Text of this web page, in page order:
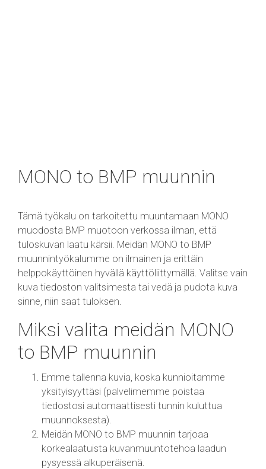
MONO to BMP muunnin
Tämä työkalu on tarkoitettu muuntamaan MONO
muodosta BMP muotoon verkossa ilman, että
tuloskuvan laatu kärsii. Meidän MONO to BMP
muunnintyökalumme on ilmainen ja erittäin
helppokäyttöinen hyvällä käyttöliittymällä. Valitse vain
kuva tiedoston valitsimesta tai vedä ja pudota kuva
sinne, niin saat tuloksen.
Miksi valita meidän MONO
to BMP muunnin
Emme tallenna kuvia, koska kunnioitamme
yksityisyyttäsi (palvelimemme poistaa
tiedostosi automaattisesti tunnin kuluttua
muunnoksesta).
Meidän MONO to BMP muunnin tarjoaa
korkealaatuista kuvanmuuntotehoa laadun
pysyessä alkuperäisenä.